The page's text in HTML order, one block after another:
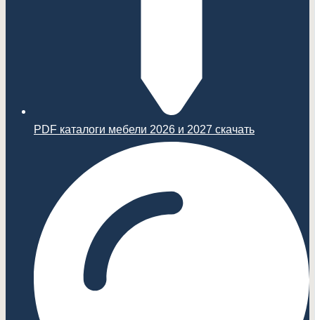
PDF каталоги мебели 2026 и 2027 скачать